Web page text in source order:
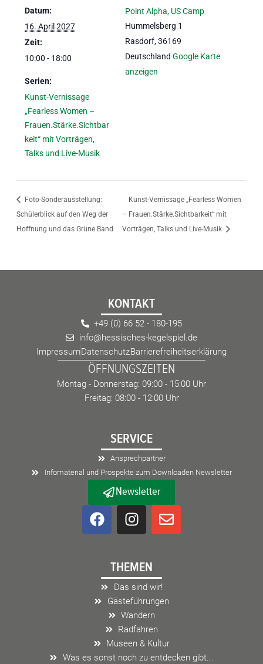
Datum:
16. April 2027
Zeit:
10:00 - 18:00
Serien:
Kunst-Vernissage
„Fearless Women –
Frauen.Stärke.Sichtbar
keit“ mit Vorträgen,
Talks und Live-Musik
Point Alpha, US Camp
Hummelsberg 1
Rasdorf, 36169
Deutschland Google Karte
anzeigen
Foto-Sonderausstellung:
Schülerblick auf den Weg der
Hoffnung und das Grüne Band
Kunst-Vernissage „Fearless Women
– Frauen.Stärke.Sichtbarkeit“ mit
Vorträgen, Talks und Live-Musik
KONTAKT
+49 (0) 66 52 - 180-195
info@hessisches-kegelspiel.de
ImpressumDatenschutzBarrierefreiheitserklärung
ÖFFNUNGSZEITEN
Montag - Donnerstag: 09:00 - 15:00 Uhr
Freitag: 08:00 - 12:00 Uhr
SERVICE
Ansprechpartner
Infomaterial und Prospekte zum Downloaden Newsletter
Newsletter
F
a
o
o
I
n
a
g
r
a
m
E
n
p
THEMEN
Das sind wir!
Gästeführungen
Wandern
Radfahren
Museen & Kultur
Was es sonst noch zu entdecken gibt...